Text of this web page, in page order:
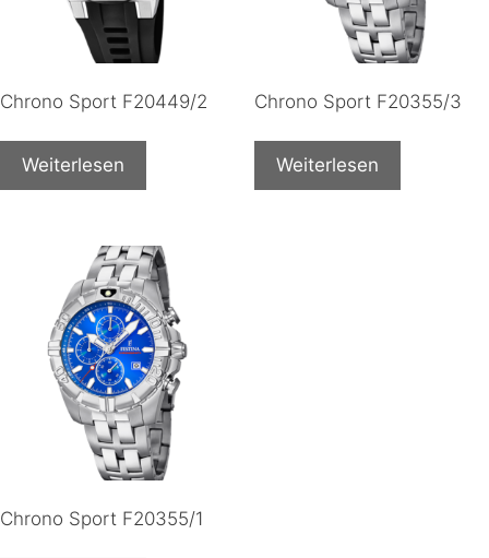
Chrono Sport F20449/2
Weiterlesen
Chrono Sport F20355/3
Weiterlesen
Chrono Sport F20355/1